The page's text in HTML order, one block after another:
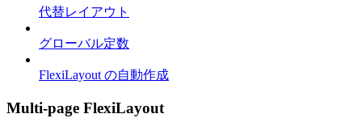
代替レイアウト
グローバル定数
FlexiLayout の自動作成
Multi-page FlexiLayout